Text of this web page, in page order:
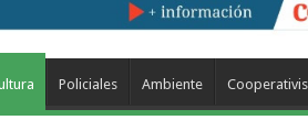
Policiales Ambiente